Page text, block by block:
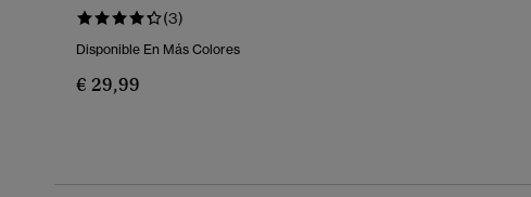
(3)
Disponible En Más Colores
€ 29,99